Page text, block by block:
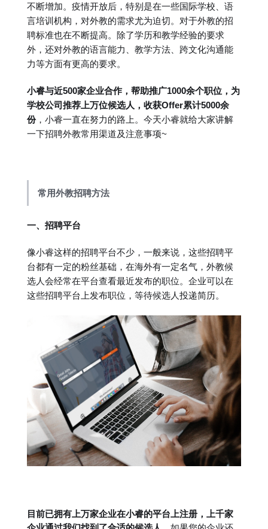
不断增加。疫情开放后，特别是在一些国际学校、语
言培训机构，对外教的需求尤为迫切。对于外教的招
聘标准也在不断提高。除了学历和教学经验的要求
外，还对外教的语言能力、教学方法、跨文化沟通能
力等方面有更高的要求。
小睿与近500家企业合作，帮助推广1000余个职位，为
学校公司推荐上万位候选人，收获Offer累计5000余
份，小睿一直在努力的路上。今天小睿就给大家讲解
一下招聘外教常用渠道及注意事项~
常用外教招聘方法
一、招聘平台
像小睿这样的招聘平台不少，一般来说，这些招聘平
台都有一定的粉丝基础，在海外有一定名气，外教候
选人会经常在平台查看最近发布的职位。企业可以在
这些招聘平台上发布职位，等待候选人投递简历。
目前已拥有上万家企业在小睿的平台上注册，上千家